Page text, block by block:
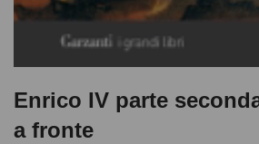
Enrico IV parte
a fronte